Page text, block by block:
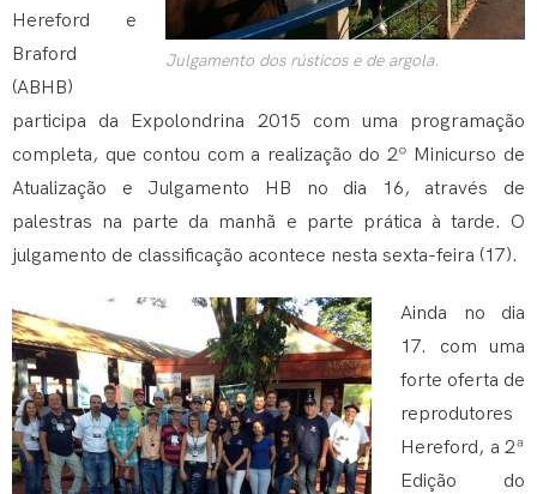
Julgamento dos rústicos e de argola.
Hereford e
Braford
(ABHB)
participa da Expolondrina 2015 com uma programação
completa, que contou com a realização do 2º Minicurso de
Atualização e Julgamento HB no dia 16, através de
palestras na parte da manhã e parte prática à tarde. O
julgamento de classificação acontece nesta sexta-feira (17).
Ainda no dia
17. com uma
forte oferta de
reprodutores
Hereford, a 2ª
Edição do